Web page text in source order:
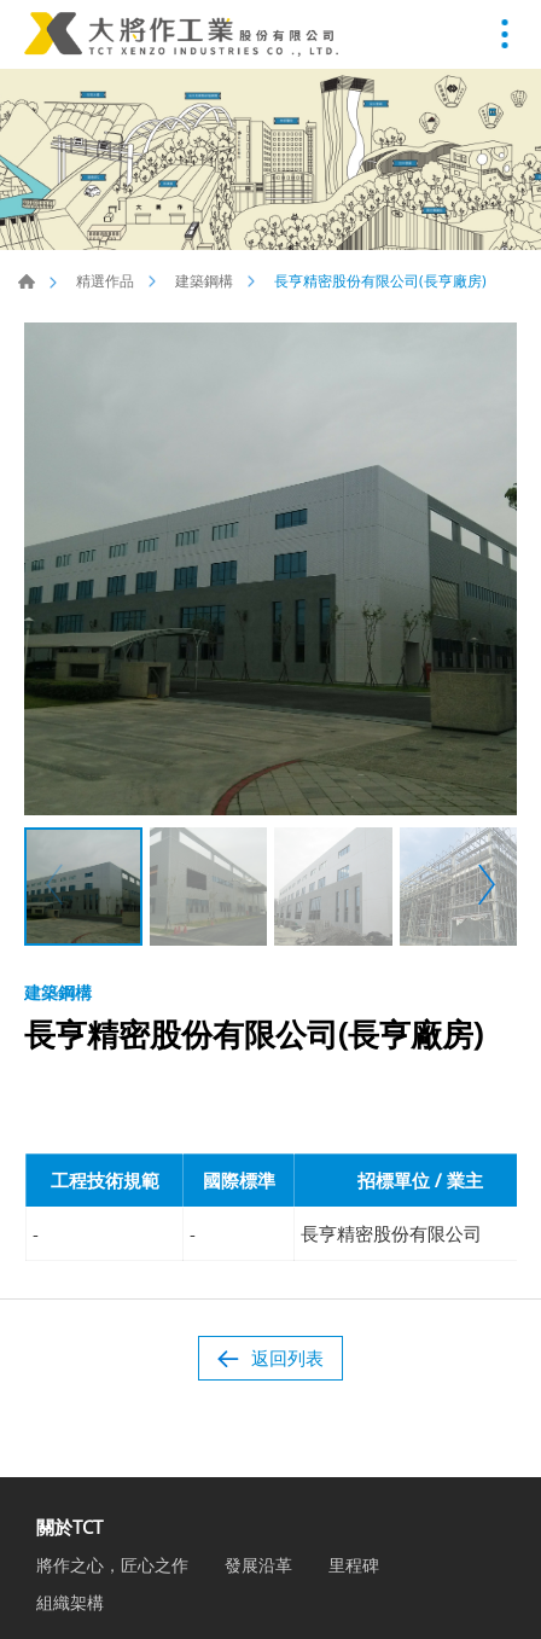
精選作品 建築鋼構 長亨精密股份有限公司(長亨廠房)
建築鋼構
長亨精密股份有限公司(長亨廠房)
工程技術規範 國際標準 招標單位 / 業主
- - 長亨精密股份有限公司
返回列表
關於TCT
將作之心，匠心之作 發展沿革
里程碑
組織架構